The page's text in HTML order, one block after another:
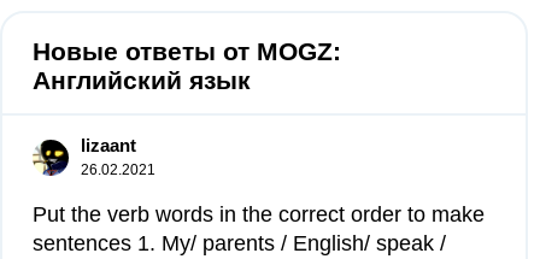
Новые ответы от MOGZ:
Английский язык
lizaant
26.02.2021
Put the verb words in the correct order to make
sentences 1. My/ parents / English/ speak /